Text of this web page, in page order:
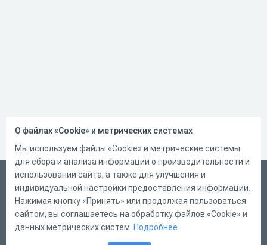
Русский
Справка
Форма обратной связи
О файлах «Cookie» и метрических системах
Мы используем файлы «Cookie» и метрические системы
для сбора и анализа информации о производительности и
использовании сайта, а также для улучшения и
индивидуальной настройки предоставления информации.
Нажимая кнопку «Принять» или продолжая пользоваться
сайтом, вы соглашаетесь на обработку файлов «Cookie» и
данных метрических систем. Подробнее